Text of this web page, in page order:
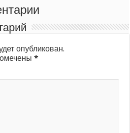
опубликован.
*